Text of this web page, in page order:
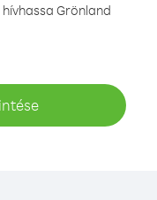
Grönland